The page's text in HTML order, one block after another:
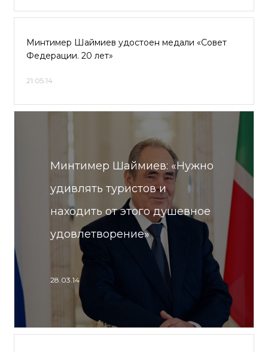
Минтимер Шаймиев удостоен медали «Совет
Федерации. 20 лет»
21.05.14
Минтимер Шаймиев: «Нужно
удивлять туристов и
находить от этого душевное
удовлетворение»
28.03.14